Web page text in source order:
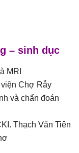
– sinh dục
MRI
viện Chợ Rẫy
và chẩn đoán
Thạch Văn Tiên